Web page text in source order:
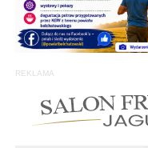
REKLAMA